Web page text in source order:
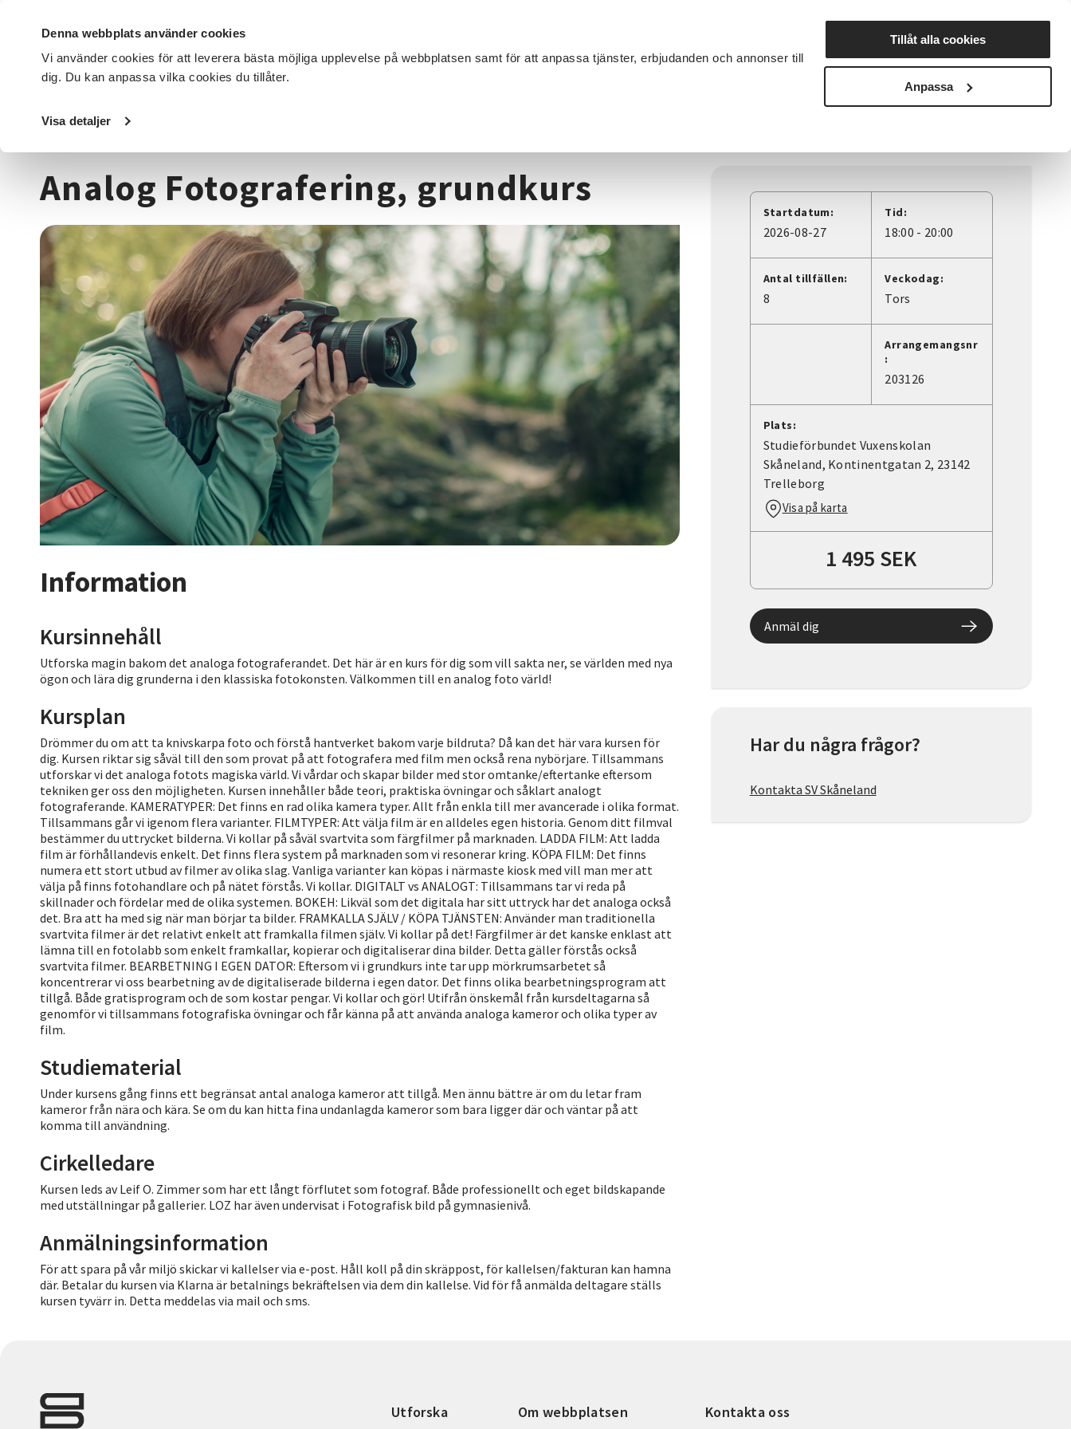
Denna webbplats använder cookies
Vi använder cookies för att leverera bästa möjliga upplevelse på webbplatsen samt för att anpassa tjänster, erbjudanden och annonser till
dig. Du kan anpassa vilka cookies du tillåter.
Visa detaljer
Tillåt alla cookies
Anpassa
DET HÄR GÖR VI FÖR DIG SOM SÖK KURSER OCH EVENEMANG Nyheter Avdelningar
Startsida / Kurser och evenemang
Analog Fotografering, grundkurs
Information
Kursinnehåll
Utforska magin bakom det analoga fotograferandet. Det här är en kurs för dig som vill sakta ner, se världen med nya
ögon och lära dig grunderna i den klassiska fotokonsten. Välkommen till en analog foto värld!
Kursplan
Drömmer du om att ta knivskarpa foto och förstå hantverket bakom varje bildruta? Då kan det här vara kursen för
dig. Kursen riktar sig såväl till den som provat på att fotografera med film men också rena nybörjare. Tillsammans
utforskar vi det analoga fotots magiska värld. Vi vårdar och skapar bilder med stor omtanke/eftertanke eftersom
tekniken ger oss den möjligheten. Kursen innehåller både teori, praktiska övningar och såklart analogt
fotograferande. KAMERATYPER: Det finns en rad olika kamera typer. Allt från enkla till mer avancerade i olika format.
Tillsammans går vi igenom flera varianter. FILMTYPER: Att välja film är en alldeles egen historia. Genom ditt filmval
bestämmer du uttrycket bilderna. Vi kollar på såväl svartvita som färgfilmer på marknaden. LADDA FILM: Att ladda
film är förhållandevis enkelt. Det finns flera system på marknaden som vi resonerar kring. KÖPA FILM: Det finns
numera ett stort utbud av filmer av olika slag. Vanliga varianter kan köpas i närmaste kiosk med vill man mer att
välja på finns fotohandlare och på nätet förstås. Vi kollar. DIGITALT vs ANALOGT: Tillsammans tar vi reda på
skillnader och fördelar med de olika systemen. BOKEH: Likväl som det digitala har sitt uttryck har det analoga också
det. Bra att ha med sig när man börjar ta bilder. FRAMKALLA SJÄLV / KÖPA TJÄNSTEN: Använder man traditionella
svartvita filmer är det relativt enkelt att framkalla filmen själv. Vi kollar på det! Färgfilmer är det kanske enklast att
lämna till en fotolabb som enkelt framkallar, kopierar och digitaliserar dina bilder. Detta gäller förstås också
svartvita filmer. BEARBETNING I EGEN DATOR: Eftersom vi i grundkurs inte tar upp mörkrumsarbetet så
koncentrerar vi oss bearbetning av de digitaliserade bilderna i egen dator. Det finns olika bearbetningsprogram att
tillgå. Både gratisprogram och de som kostar pengar. Vi kollar och gör! Utifrån önskemål från kursdeltagarna så
genomför vi tillsammans fotografiska övningar och får känna på att använda analoga kameror och olika typer av
film.
Studiematerial
Under kursens gång finns ett begränsat antal analoga kameror att tillgå. Men ännu bättre är om du letar fram
kameror från nära och kära. Se om du kan hitta fina undanlagda kameror som bara ligger där och väntar på att
komma till användning.
Cirkelledare
Kursen leds av Leif O. Zimmer som har ett långt förflutet som fotograf. Både professionellt och eget bildskapande
med utställningar på gallerier. LOZ har även undervisat i Fotografisk bild på gymnasienivå.
Anmälningsinformation
För att spara på vår miljö skickar vi kallelser via e-post. Håll koll på din skräppost, för kallelsen/fakturan kan hamna
där. Betalar du kursen via Klarna är betalnings bekräftelsen via dem din kallelse. Vid för få anmälda deltagare ställs
kursen tyvärr in. Detta meddelas via mail och sms.
Startdatum:
2026-08-27
Tid:
18:00 - 20:00
Antal tillfällen:
8
Veckodag:
Tors
Arrangemangsnr
:
203126
Plats:
Studieförbundet Vuxenskolan
Skåneland, Kontinentgatan 2, 23142
Trelleborg
Visa på karta
1 495 SEK
Anmäl dig
Har du några frågor?
Kontakta SV Skåneland
Utforska Om webbplatsen Kontakta oss